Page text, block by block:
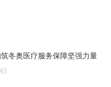
冬奥医疗服务保障坚强力量